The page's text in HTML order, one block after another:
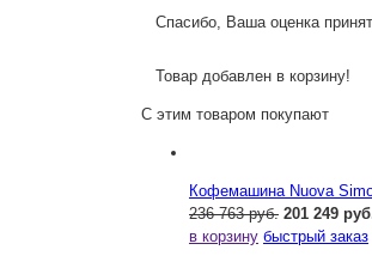
Спасибо, Ваша оценка
Товар добавлен в корзину!
С этим товаром покупают
Кофемашина Nuova
236 763 руб. 201 249
в корзину быстрый заказ